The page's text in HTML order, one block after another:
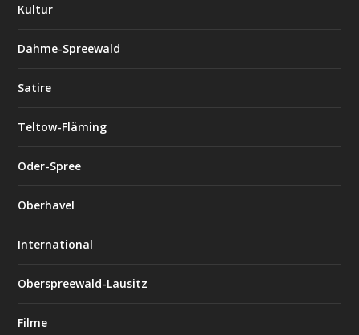
Kultur
Dahme-Spreewald
Satire
Teltow-Fläming
Oder-Spree
Oberhavel
International
Oberspreewald-Lausitz
Filme